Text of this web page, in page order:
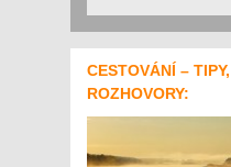
CESTOVÁNÍ –
ROZHOVORY: